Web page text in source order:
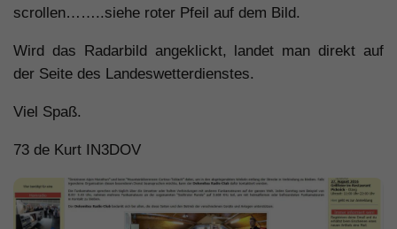
scrollen……..siehe roter Pfeil auf dem Bild.
Wird das Radarbild angeklickt, landet man direkt auf
der Seite des Landeswetterdienstes.
Viel Spaß.
73 de Kurt IN3DOV